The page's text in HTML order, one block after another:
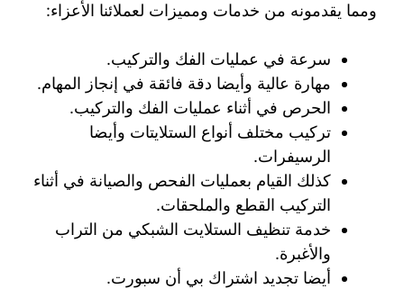
ومما يقدمونه من خدمات ومميزات لعملائنا الأعزاء:
سرعة في عمليات الفك والتركيب.
مهارة عالية وأيضا دقة فائقة في إنجاز المهام.
الحرص في أثناء عمليات الفك والتركيب.
تركيب مختلف أنواع الستلايتات وأيضا
الرسيفرات.
كذلك القيام بعمليات الفحص والصيانة في أثناء
التركيب القطع والملحقات.
خدمة تنظيف الستلايت الشبكي من التراب
والأغبرة.
أيضا تجديد اشتراك بي أن سبورت.